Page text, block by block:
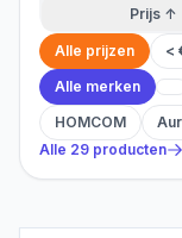
Prijs ↑
Alle prijzen <
Alle merken
HOMCOM
Alle 29 producten